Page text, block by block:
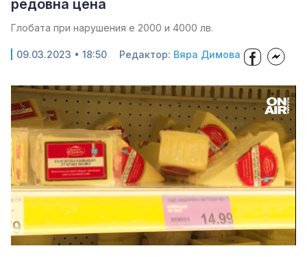
редовна цена
Глобата при нарушения е 2000 и 4000 лв.
09.03.2023 • 18:50 Редактор: Вяра Димова
Unmute